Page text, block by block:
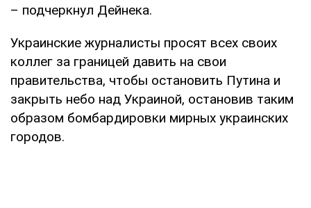
– подчеркнул Дейнека.
Украинские журналисты просят всех своих
коллег за границей давить на свои
правительства, чтобы остановить Путина и
закрыть небо над Украиной, остановив таким
образом бомбардировки мирных украинских
городов.